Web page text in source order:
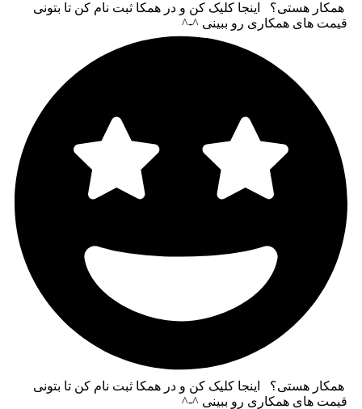
همکار هستی؟ اینجا کلیک کن و در همکا ثبت نام کن تا بتونی
قیمت های همکاری رو ببینی ^-^
همکار هستی؟ اینجا کلیک کن و در همکا ثبت نام کن تا بتونی
قیمت های همکاری رو ببینی ^-^